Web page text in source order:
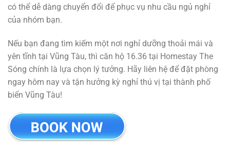
có thể dễ dàng chuyển đổi để phục vụ nhu cầu ngủ nghỉ
của nhóm bạn.
Nếu bạn đang tìm kiếm một nơi nghỉ dưỡng thoải mái và
yên tĩnh tại Vũng Tàu, thì căn hộ 16.36 tại Homestay The
Sóng chính là lựa chọn lý tưởng. Hãy liên hệ để đặt phòng
ngay hôm nay và tận hưởng kỳ nghỉ thú vị tại thành phố
biển Vũng Tàu!